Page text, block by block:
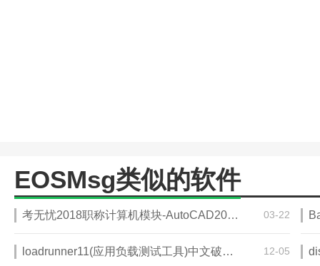
EOSMsg类似的软件
考无忧2018职称计算机模块-AutoCAD2004 v18.1 03-22
loadrunner11(应用负载测试工具)中文破解版 12-05